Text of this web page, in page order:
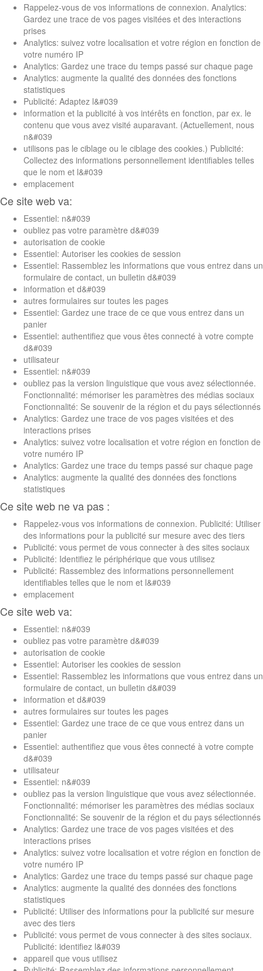
Rappelez-vous de vos informations de connexion. Analytics:
Gardez une trace de vos pages visitées et des interactions
prises
Analytics: suivez votre localisation et votre région en fonction de
votre numéro IP
Analytics: Gardez une trace du temps passé sur chaque page
Analytics: augmente la qualité des données des fonctions
statistiques
Publicité: Adaptez l&#039
information et la publicité à vos intérêts en fonction, par ex. le
contenu que vous avez visité auparavant. (Actuellement, nous
n&#039
utilisons pas le ciblage ou le ciblage des cookies.) Publicité:
Collectez des informations personnellement identifiables telles
que le nom et l&#039
emplacement
Ce site web va:
Essentiel: n&#039
oubliez pas votre paramètre d&#039
autorisation de cookie
Essentiel: Autoriser les cookies de session
Essentiel: Rassemblez les informations que vous entrez dans un
formulaire de contact, un bulletin d&#039
information et d&#039
autres formulaires sur toutes les pages
Essentiel: Gardez une trace de ce que vous entrez dans un
panier
Essentiel: authentifiez que vous êtes connecté à votre compte
d&#039
utilisateur
Essentiel: n&#039
oubliez pas la version linguistique que vous avez sélectionnée.
Fonctionnalité: mémoriser les paramètres des médias sociaux
Fonctionnalité: Se souvenir de la région et du pays sélectionnés
Analytics: Gardez une trace de vos pages visitées et des
interactions prises
Analytics: suivez votre localisation et votre région en fonction de
votre numéro IP
Analytics: Gardez une trace du temps passé sur chaque page
Analytics: augmente la qualité des données des fonctions
statistiques
Ce site web ne va pas :
Rappelez-vous vos informations de connexion. Publicité: Utiliser
des informations pour la publicité sur mesure avec des tiers
Publicité: vous permet de vous connecter à des sites sociaux
Publicité: Identifiez le périphérique que vous utilisez
Publicité: Rassemblez des informations personnellement
identifiables telles que le nom et l&#039
emplacement
Ce site web va:
Essentiel: n&#039
oubliez pas votre paramètre d&#039
autorisation de cookie
Essentiel: Autoriser les cookies de session
Essentiel: Rassemblez les informations que vous entrez dans un
formulaire de contact, un bulletin d&#039
information et d&#039
autres formulaires sur toutes les pages
Essentiel: Gardez une trace de ce que vous entrez dans un
panier
Essentiel: authentifiez que vous êtes connecté à votre compte
d&#039
utilisateur
Essentiel: n&#039
oubliez pas la version linguistique que vous avez sélectionnée.
Fonctionnalité: mémoriser les paramètres des médias sociaux
Fonctionnalité: Se souvenir de la région et du pays sélectionnés
Analytics: Gardez une trace de vos pages visitées et des
interactions prises
Analytics: suivez votre localisation et votre région en fonction de
votre numéro IP
Analytics: Gardez une trace du temps passé sur chaque page
Analytics: augmente la qualité des données des fonctions
statistiques
Publicité: Utiliser des informations pour la publicité sur mesure
avec des tiers
Publicité: vous permet de vous connecter à des sites sociaux.
Publicité: identifiez l&#039
appareil que vous utilisez